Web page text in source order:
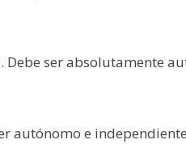
Debe ser absolutamente
autónomo e